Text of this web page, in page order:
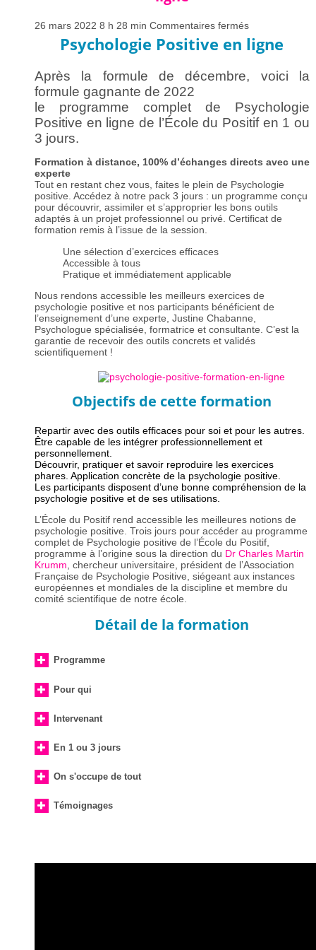
golden circle
“Je suis surpris par le richesse, la sagesse et la simplicité
partage.” V C
“Déjà, après le 1er jour, j’ai contaminé de positif ma
26 mars 2022 8 h 28 min Commentaires ferméssur
Formation
psychologie
ligne
Psychologie Positive en ligne
Après la formule de décembre, voici la
formule gagnante de 2022
le programme complet de Psychologie
Positive en ligne de l’École du Positif en 1 ou
3 jours.
Formation à distance, 100% d’échanges directs avec une
experte
Tout en restant chez vous, faites le plein de Psychologie
positive. Accédez à notre pack 3 jours : un programme conçu
pour découvrir, assimiler et s’approprier les bons outils
adaptés à un projet professionnel ou privé. Certificat de
formation remis à l’issue de la session.
Une sélection d’exercices efficaces
Accessible à tous
Pratique et immédiatement applicable
Nous rendons accessible les meilleurs exercices de
psychologie positive et nos participants bénéficient de
l’enseignement d’une experte, Justine Chabanne,
Psychologue spécialisée, formatrice et consultante. C’est la
garantie de recevoir des outils concrets et validés
scientifiquement !
Objectifs de cette formation
Repartir avec des outils efficaces pour soi et pour les autres.
Être capable de les intégrer professionnellement et
personnellement.
Découvrir, pratiquer et savoir reproduire les exercices
phares. Application concrète de la psychologie positive.
Les participants disposent d’une bonne compréhension de la
psychologie positive et de ses utilisations.
L’École du Positif rend accessible les meilleures notions de
psychologie positive. Trois jours pour accéder au programme
complet de Psychologie positive de l’École du Positif,
programme à l’origine sous la direction du Dr Charles Martin
Krumm , chercheur universitaire, président de l’Association
Française de Psychologie Positive, siégeant aux instances
européennes et mondiales de la discipline et membre du
comité scientifique de notre école.
Détail de la formation
Programme
Pour qui
Intervenant
En 1 ou 3 jours
On s'occupe de tout
Témoignages